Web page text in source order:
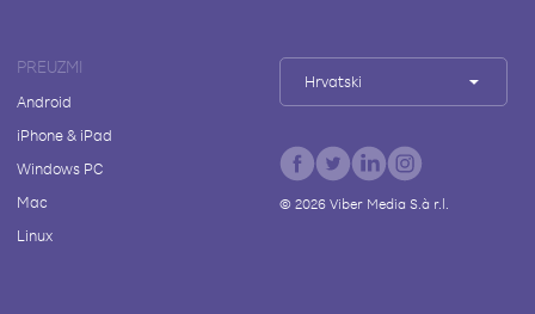
PREUZMI
Android
iPhone & iPad
Windows PC
Mac
Linux
Hrvatski
© 2026Viber Media S.à r.l.